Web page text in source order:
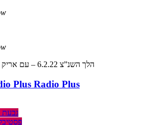
הלך השנ”צ 6.2.22 – עם אריק טלמור
Radio Plus
גבעת